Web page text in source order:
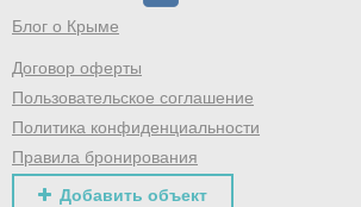
Блог о Крыме
Договор оферты
Пользовательское соглашение
Политика конфиденциальности
Правила бронирования
Добавить объект